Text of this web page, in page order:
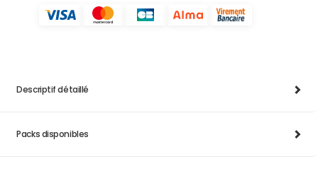
Descriptif détaillé
Packs disponibles